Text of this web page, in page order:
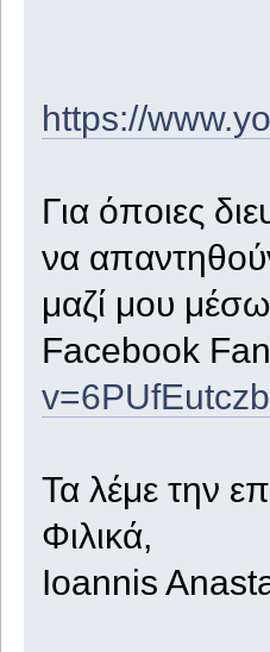
https://
Για όποιες
να
μαζί μου
Facebook
Τα λέμε την
Φιλικά,
Ioannis